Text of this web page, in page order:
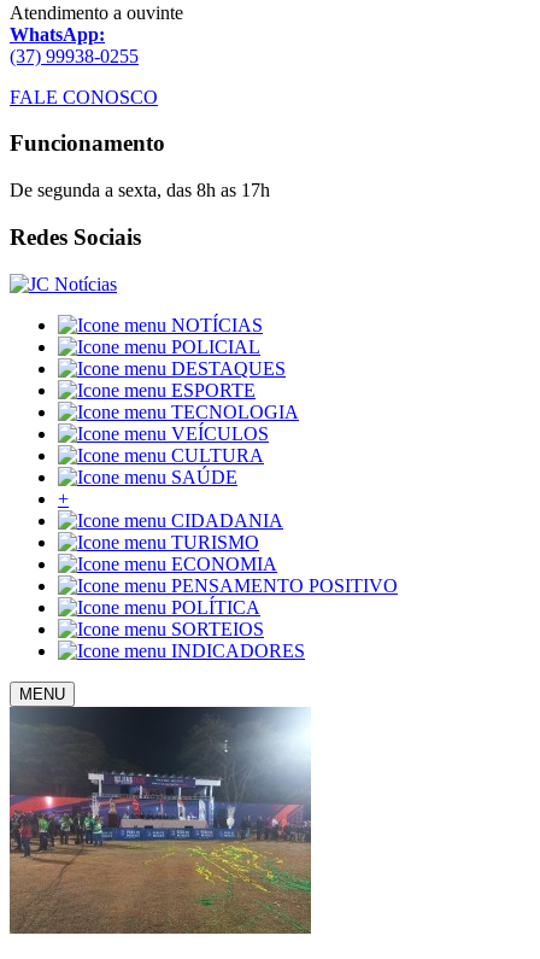
Atendimento a ouvinte
WhatsApp:
(37) 99938-0255
FALE CONOSCO
Funcionamento
De segunda a sexta, das 8h as 17h
Redes Sociais
NOTÍCIAS
POLICIAL
DESTAQUES
ESPORTE
TECNOLOGIA
VEÍCULOS
CULTURA
SAÚDE
+
CIDADANIA
TURISMO
ECONOMIA
PENSAMENTO POSITIVO
POLÍTICA
SORTEIOS
INDICADORES
MENU